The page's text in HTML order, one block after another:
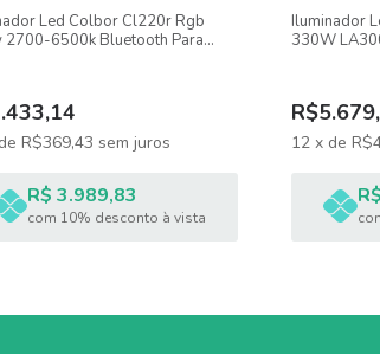
*Controle remoto não incluído
Led Colbor Cl220r Rgb
2700-6500k Bluetooth Para
de R$369,43 sem juros
R$ 3.989,83
com 10% desconto à vista
Iluminador
330W
12 x de